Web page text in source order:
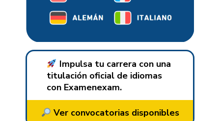
Impulsa tu carrera con una
titulación oficial de idiomas
con Examenexam.
Ver convocatorias disponibles